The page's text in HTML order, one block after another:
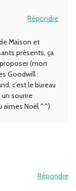
Répondre
Maison et
présents, ça
(mon
Goodwill :
c’est le bureau
un sourire
aimes Noël ^^)
Répondre